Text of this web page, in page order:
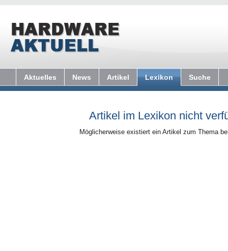
Aktuelles News Artikel Lexikon Suche
Artikel im Lexikon nicht
Möglicherweise existiert ein Artikel zum Thema